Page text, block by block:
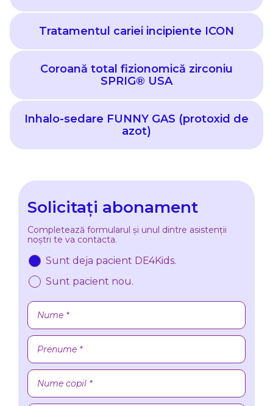
Tratamentul cariei incipiente ICON
Coroană total fizionomică zirconiu
SPRIG® USA
Inhalo-sedare FUNNY GAS (protoxid de
azot)
Solicitați abonament
Completează formularul și unul dintre asistenții
noștri te va contacta.
Sunt deja pacient DE4Kids.
Sunt pacient nou.